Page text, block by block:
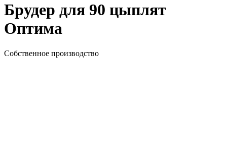
Брудер для 90 цыплят
Оптима
Собственное производство